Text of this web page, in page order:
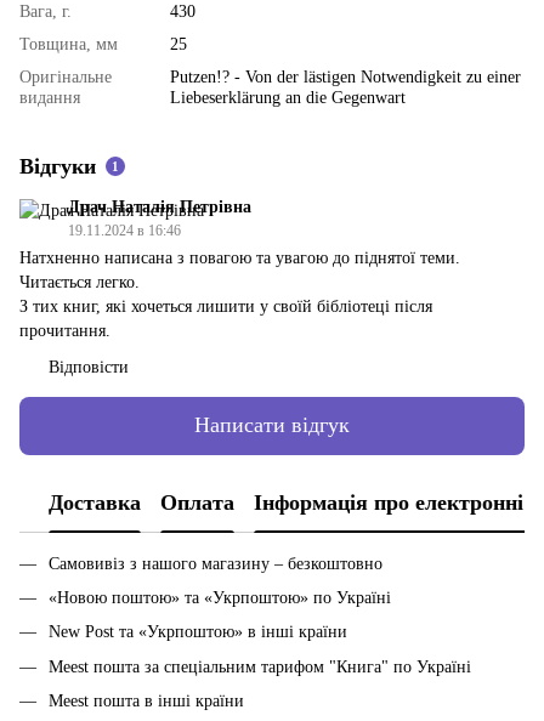
Вага, г.
430
Товщина, мм
25
Оригінальне
видання
Putzen!? - Von der lästigen Notwendigkeit zu einer
Liebeserklärung an die Gegenwart
Відгуки 1
Драч Наталія Петрівна
19.11.2024 в 16:46
Натхненно написана з повагою та увагою до піднятої теми.
Читається легко.
З тих книг, які хочеться лишити у своїй бібліотеці після
прочитання.
Відповісти
Написати відгук
Доставка Оплата Інформація про електронні
Самовивіз з нашого магазину – безкоштовно
«Новою поштою» та «Укрпоштою» по Україні
New Post та «Укрпоштою» в інші країни
Meest пошта за спеціальним тарифом "Книга" по Україні
Meest пошта в інші країни